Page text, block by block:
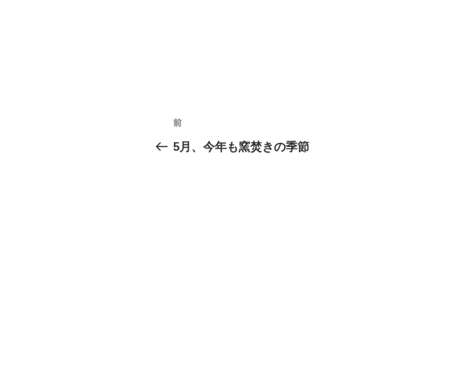
投
稿
前
の
前
5月、今年も窯焚きの季節